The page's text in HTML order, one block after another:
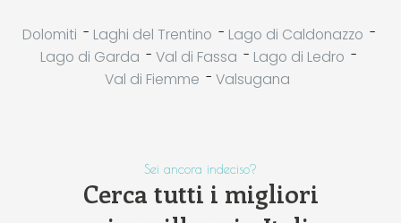
Dolomiti - Laghi del Trentino - Lago di Caldonazzo -
Lago di Garda - Val di Fassa - Lago di Ledro -
Val di Fiemme - Valsugana
Sei ancora indeciso?
Cerca tutti i migliori